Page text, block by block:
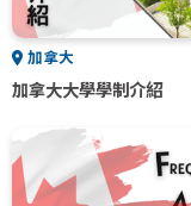
加拿大
加拿大大學學制介紹